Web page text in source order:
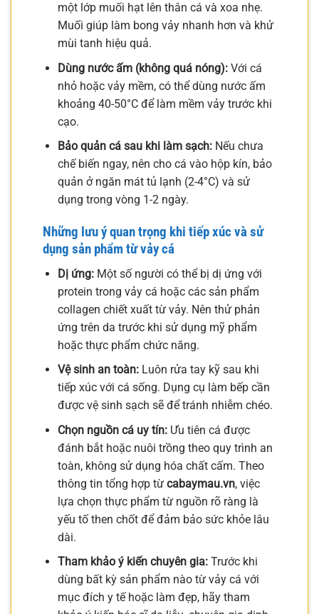
một lớp muối hạt lên thân cá và xoa nhẹ.
Muối giúp làm bong vảy nhanh hơn và khử
mùi tanh hiệu quả.
Dùng nước ấm (không quá nóng):Với cá
nhỏ hoặc vảy mềm, có thể dùng nước ấm
khoảng 40-50°C để làm mềm vảy trước khi
cạo.
Bảo quản cá sau khi làm sạch:Nếu chưa
chế biến ngay, nên cho cá vào hộp kín, bảo
quản ở ngăn mát tủ lạnh (2-4°C) và sử
dụng trong vòng 1-2 ngày.
Những lưu ý quan trọng khi tiếp xúc và sử
dụng sản phẩm từ vảy cá
Dị ứng:Một số người có thể bị dị ứng với
protein trong vảy cá hoặc các sản phẩm
collagen chiết xuất từ vảy. Nên thử phản
ứng trên da trước khi sử dụng mỹ phẩm
hoặc thực phẩm chức năng.
Vệ sinh an toàn:Luôn rửa tay kỹ sau khi
tiếp xúc với cá sống. Dụng cụ làm bếp cần
được vệ sinh sạch sẽ để tránh nhiễm chéo.
Chọn nguồn cá uy tín:Ưu tiên cá được
đánh bắt hoặc nuôi trồng theo quy trình an
toàn, không sử dụng hóa chất cấm. Theo
thông tin tổng hợp từ cabaymau.vn, việc
lựa chọn thực phẩm từ nguồn rõ ràng là
yếu tố then chốt để đảm bảo sức khỏe lâu
dài.
Tham khảo ý kiến chuyên gia:Trước khi
dùng bất kỳ sản phẩm nào từ vảy cá với
mục đích y tế hoặc làm đẹp, hãy tham